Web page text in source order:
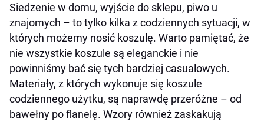
Siedzenie w domu, wyjście do sklepu, piwo u
znajomych – to tylko kilka z codziennych sytuacji, w
których możemy nosić koszulę. Warto pamiętać, że
nie wszystkie koszule są eleganckie i nie
powinniśmy bać się tych bardziej casualowych.
Materiały, z których wykonuje się koszule
codziennego użytku, są naprawdę przeróżne – od
bawełny po flanelę. Wzory również zaskakują